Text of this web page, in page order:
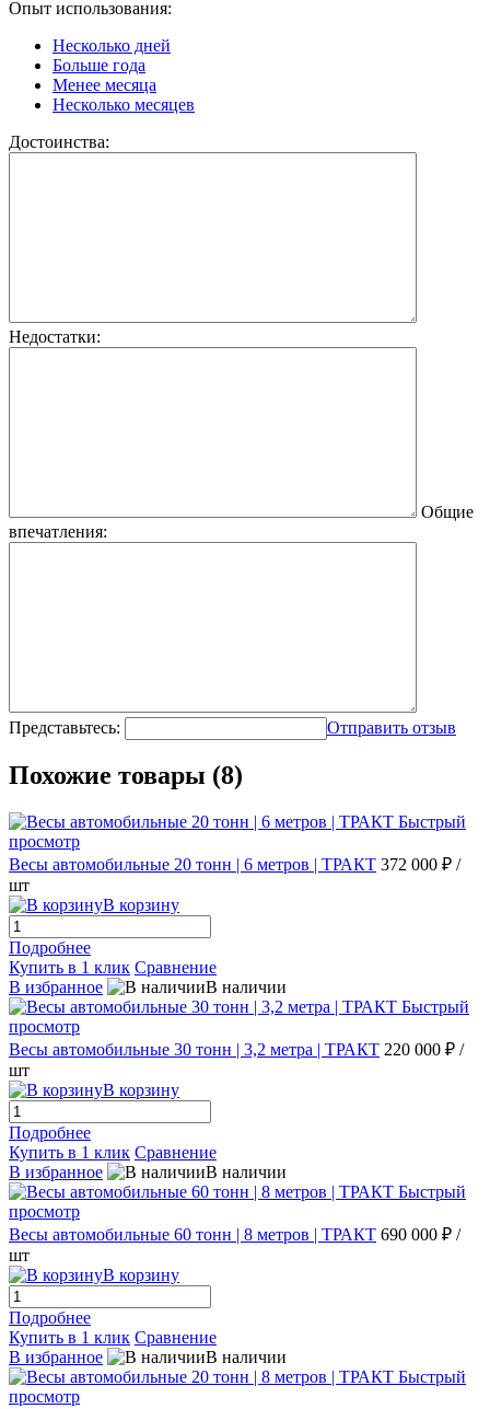
Опыт использования:
Несколько дней
Больше года
Менее месяца
Несколько месяцев
Достоинства:
Недостатки:
Общие
впечатления:
Представьтесь: Отправить отзыв
Похожие товары (8)
Быстрый
просмотр
Весы автомобильные 20 тонн | 6 метров | ТРАКТ 372 000 ₽ /
шт
В корзину
Подробнее
Купить в 1 клик Сравнение
В избранное
В наличии
Быстрый
просмотр
Весы автомобильные 30 тонн | 3,2 метра | ТРАКТ 220 000 ₽ /
шт
В корзину
Подробнее
Купить в 1 клик Сравнение
В избранное
В наличии
Быстрый
просмотр
Весы автомобильные 60 тонн | 8 метров | ТРАКТ 690 000 ₽ /
шт
В корзину
Подробнее
Купить в 1 клик Сравнение
В избранное
В наличии
Быстрый
просмотр